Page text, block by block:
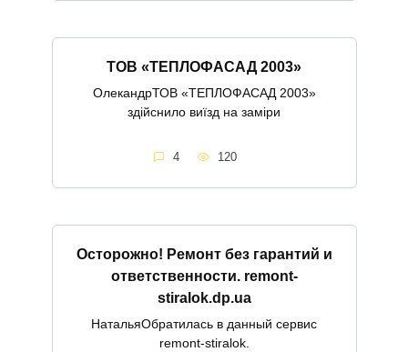
ТОВ «ТЕПЛОФАСАД 2003»
ОлекандрТОВ «ТЕПЛОФАСАД 2003»
здійснило виїзд на заміри
4 120
Осторожно! Ремонт без гарантий и
ответственности. remont-
stiralok.dp.ua
НатальяОбратилась в данный сервис
remont-stiralok.